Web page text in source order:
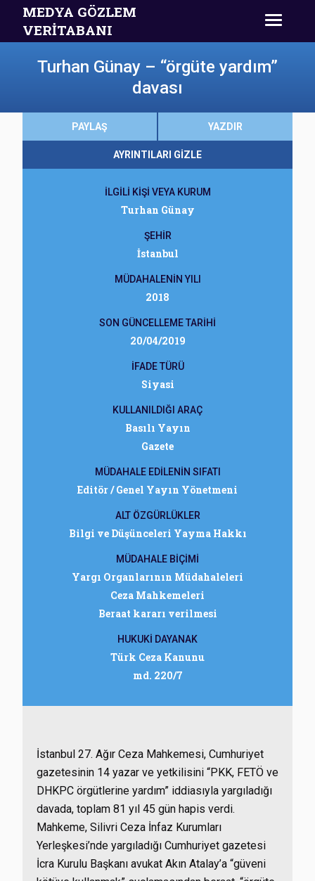
MEDYA GÖZLEM
VERİTABANI
Turhan Günay – “örgüte yardım”
davası
PAYLAŞ YAZDIR
AYRINTILARI GİZLE
İLGİLİ KİŞİ VEYA KURUM
Turhan Günay
ŞEHİR
İstanbul
MÜDAHALENİN YILI
2018
SON GÜNCELLEME TARİHİ
20/04/2019
İFADE TÜRÜ
Siyasi
KULLANILDIĞI ARAÇ
Basılı Yayın
Gazete
MÜDAHALE EDİLENİN SIFATI
Editör / Genel Yayın Yönetmeni
ALT ÖZGÜRLÜKLER
Bilgi ve Düşünceleri Yayma Hakkı
MÜDAHALE BİÇİMİ
Yargı Organlarının Müdahaleleri
Ceza Mahkemeleri
Beraat kararı verilmesi
HUKUKİ DAYANAK
Türk Ceza Kanunu
md. 220/7
İstanbul 27. Ağır Ceza Mahkemesi, Cumhuriyet
gazetesinin 14 yazar ve yetkilisini “PKK, FETÖ ve
DHKPC örgütlerine yardım” iddiasıyla yargıladığı
davada, toplam 81 yıl 45 gün hapis verdi.
Mahkeme, Silivri Ceza İnfaz Kurumları
Yerleşkesi’nde yargıladığı Cumhuriyet gazetesi
İcra Kurulu Başkanı avukat Akın Atalay’a “güveni